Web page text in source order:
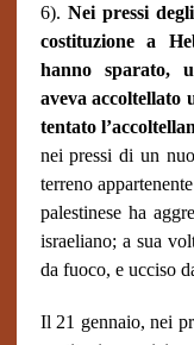
6). Nei pressi
costituzione a
hanno sparato,
aveva accoltellato
tentato
nei pressi di un
terreno
palestinese ha
israeliano; a sua
da fuoco, e ucciso
Il 21 gennaio, nei